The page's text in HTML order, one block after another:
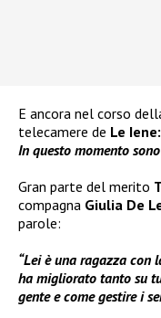
E ancora nel corso
telecamere de Le Iene:
In questo momento
Gran parte del merito
compagna Giulia De
parole:
“Lei è una ragazza con
ha migliorato tanto su
gente e come gestire i